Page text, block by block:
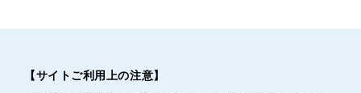
【サイトご利用上の注意】